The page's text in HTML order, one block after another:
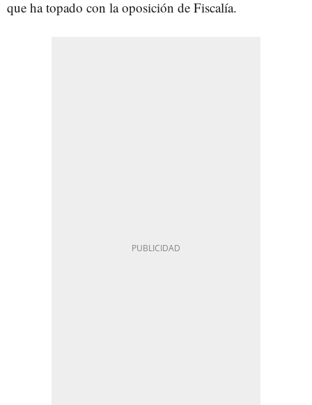
que ha topado con la oposición de Fiscalía.